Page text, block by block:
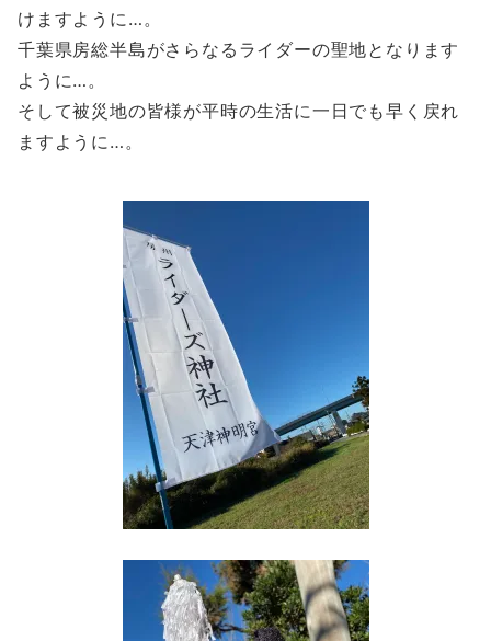
けますように…。
千葉県房総半島がさらなるライダーの聖地となります
ように…。
そして被災地の皆様が平時の生活に一日でも早く戻れ
ますように…。